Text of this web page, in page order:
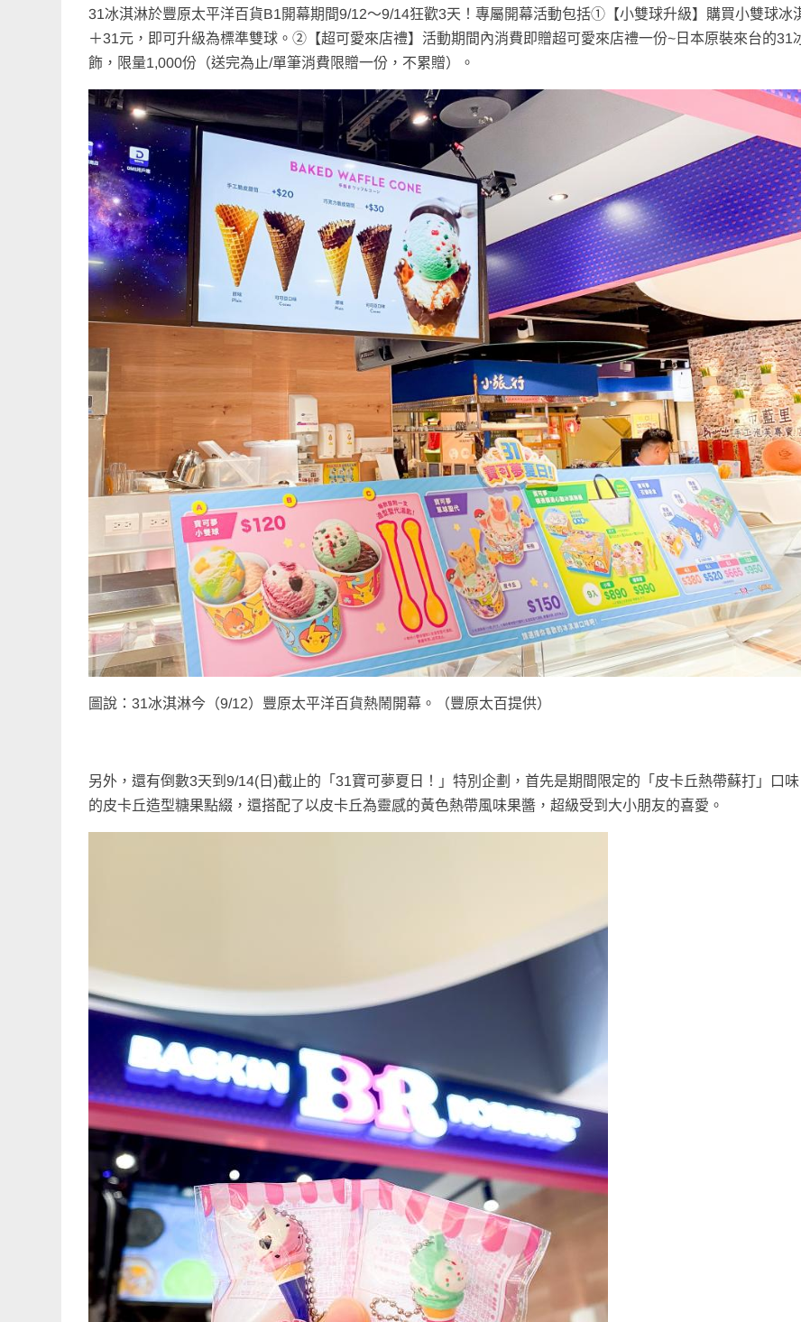
31冰淇淋於豐原太平洋百貨B1開幕期間9/12～9/14狂歡3天！專屬開幕活動包括➀【小雙球升級】購買小雙球冰
＋31元，即可升級為標準雙球。➁【超可愛來店禮】活動期間內消費即贈超可愛來店禮一份~日本原裝來台的31
飾，限量1,000份（送完為止/單筆消費限贈一份，不累贈）。
圖說：31冰淇淋今（9/12）豐原太平洋百貨熱鬧開幕。（豐原太百提供）
另外，還有倒數3天到9/14(日)截止的「31寶可夢夏日！」特別企劃，首先是期間限定的「皮卡丘熱帶蘇打」口
的皮卡丘造型糖果點綴，還搭配了以皮卡丘為靈感的黃色熱帶風味果醬，超級受到大小朋友的喜愛。